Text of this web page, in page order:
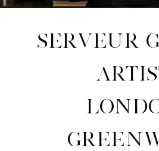
Serveur